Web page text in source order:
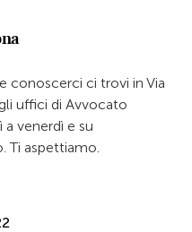
conoscerci ci trovi in Via
uffici di Avvocato
venerdì e su
Ti aspettiamo.